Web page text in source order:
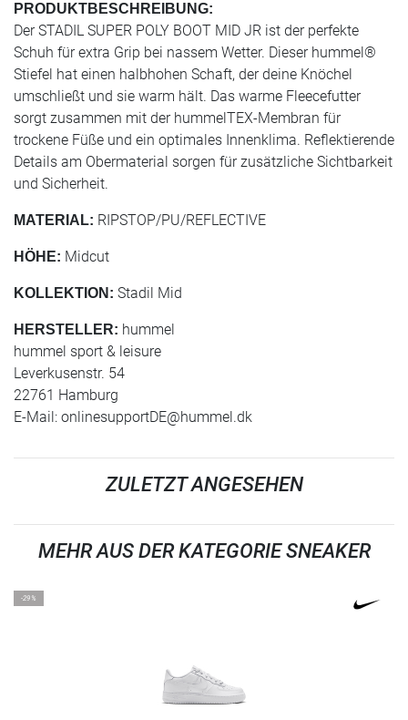
PRODUKTBESCHREIBUNG:
Der STADIL SUPER POLY BOOT MID JR ist der perfekte
Schuh für extra Grip bei nassem Wetter. Dieser hummel®
Stiefel hat einen halbhohen Schaft, der deine Knöchel
umschließt und sie warm hält. Das warme Fleecefutter
sorgt zusammen mit der hummelTEX-Membran für
trockene Füße und ein optimales Innenklima. Reflektierende
Details am Obermaterial sorgen für zusätzliche Sichtbarkeit
und Sicherheit.
MATERIAL: RIPSTOP/PU/REFLECTIVE
HÖHE: Midcut
KOLLEKTION: Stadil Mid
HERSTELLER: hummel
hummel sport & leisure
Leverkusenstr. 54
22761 Hamburg
E-Mail: onlinesupportDE@hummel.dk
ZULETZT ANGESEHEN
MEHR AUS DER KATEGORIE SNEAKER
-29%